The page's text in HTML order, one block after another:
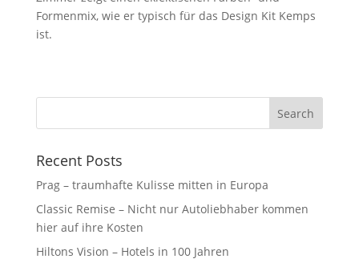
Formenmix, wie er typisch für das Design Kit Kemps
ist.
Recent Posts
Prag – traumhafte Kulisse mitten in Europa
Classic Remise – Nicht nur Autoliebhaber kommen
hier auf ihre Kosten
Hiltons Vision – Hotels in 100 Jahren